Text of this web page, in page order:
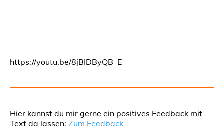
https://youtu.be/8jBIDByQB_E
Hier kannst du mir gerne ein positives Feedback mit
Text da lassen: Zum Feedback